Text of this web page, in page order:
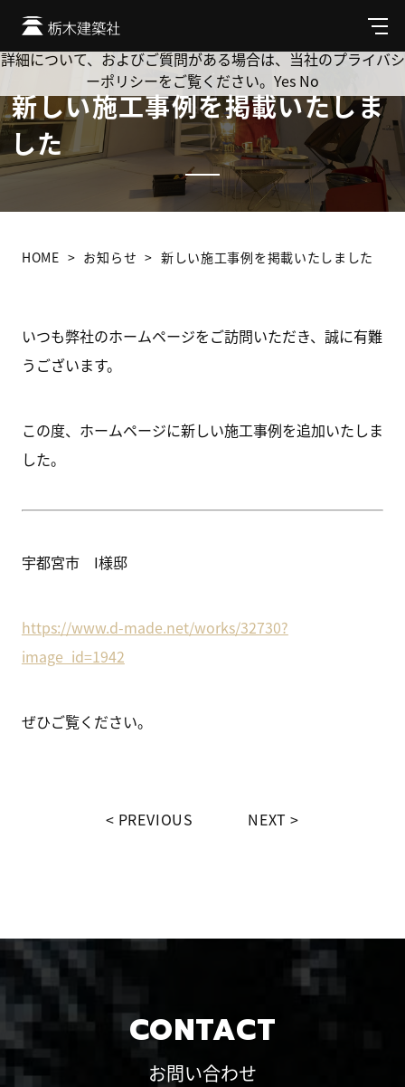
メ
ニ
ュ
新しい施工事例を掲載いたしま
した
HOME お知らせ 新しい施工事例を掲載いたしました
いつも弊社のホームページをご訪問いただき、誠に有難
うございます。
この度、ホームページに新しい施工事例を追加いたしま
した。
宇都宮市 I様邸
https://www.d-made.net/works/32730?
image_id=1942
ぜひご覧ください。
PREVIOUS NEXT
CONTACT
お問い合わせ
Cookie を使用して、お客様の活動を追跡してもよろしいです
か? 当社ではお客様のプライバシーを極めて重視しています。
詳細について、およびご質問がある場合は、当社のプライバシ
ーポリシーをご覧ください。 Yes No